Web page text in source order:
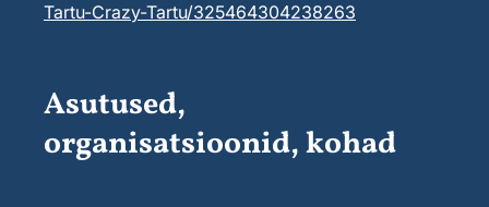
Tartu-Crazy-Tartu/325464304238263
Asutused,
organisatsioonid, kohad